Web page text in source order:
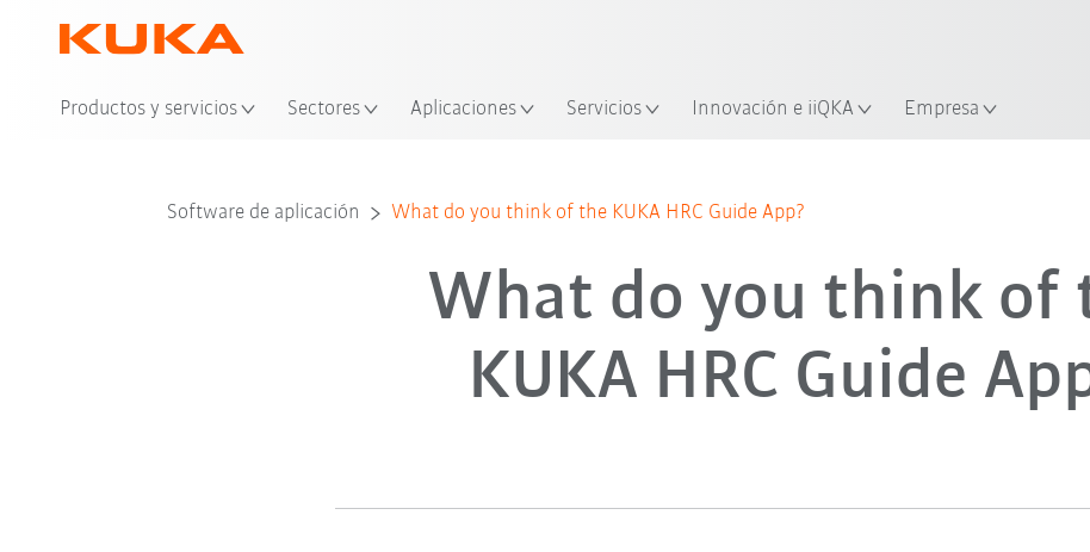
Productos y servicios Sectores Aplicaciones Servicios Innovación e iiQKA Empresa
Software de aplicación What do you think of the KUKA HRC Guide App?
What do you think of
KUKA HRC Guide